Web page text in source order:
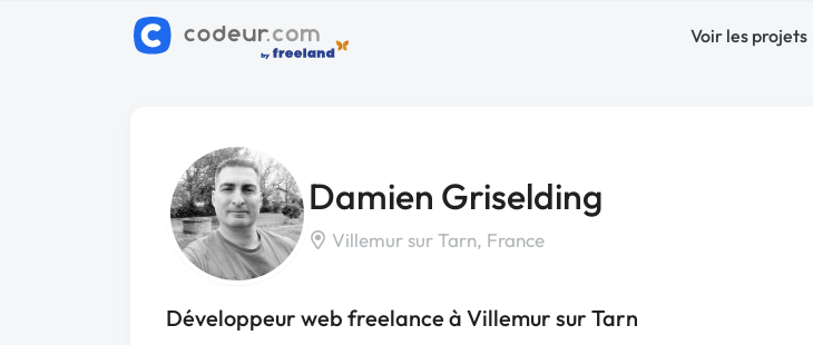
Voir les projets
Damien Griselding
Villemur sur Tarn, France
Développeur web freelance à Villemur sur Tarn